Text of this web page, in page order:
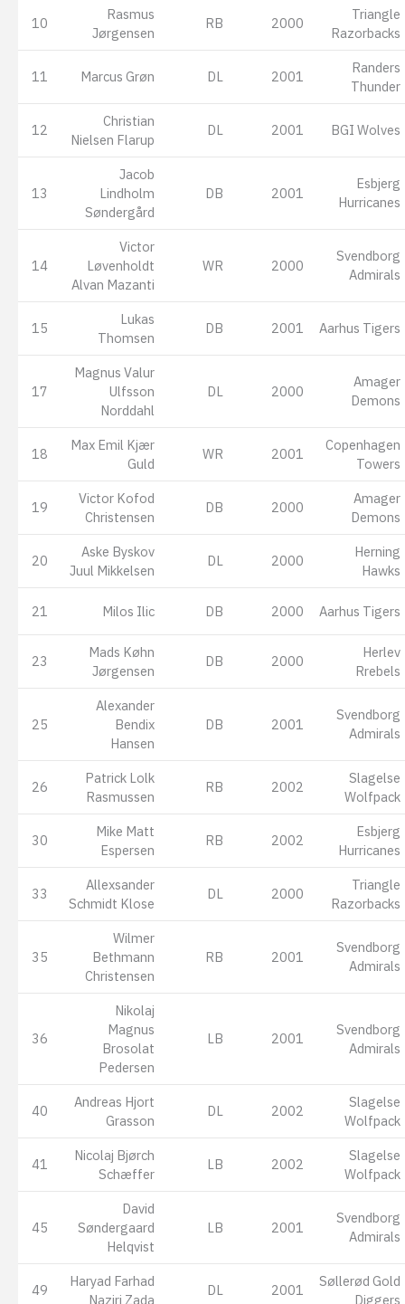
10
Rasmus
Jørgensen
RB 2000
Triangle
Razorbacks
11 Marcus Grøn DL 2001
Randers
Thunder
12
Christian
Nielsen Flarup
DL 2001 BGI Wolves
13
Jacob
Lindholm
Søndergård
DB 2001
Esbjerg
Hurricanes
14
Victor
Løvenholdt
Alvan Mazanti
WR 2000
Svendborg
Admirals
15
Lukas
Thomsen
DB 2001 Aarhus Tigers
17
Magnus Valur
Ulfsson
Norddahl
DL 2000
Amager
Demons
18
Max Emil Kjær
Guld
WR 2001
Copenhagen
Towers
19
Victor Kofod
Christensen
DB 2000
Amager
Demons
20
Aske Byskov
Juul Mikkelsen
DL 2000
Herning
Hawks
21 Milos Ilic DB 2000 Aarhus Tigers
23
Mads Køhn
Jørgensen
DB 2000
Herlev
Rrebels
25
Alexander
Bendix
Hansen
DB 2001
Svendborg
Admirals
26
Patrick Lolk
Rasmussen
RB 2002
Slagelse
Wolfpack
30
Mike Matt
Espersen
RB 2002
Esbjerg
Hurricanes
33
Allexsander
Schmidt Klose
DL 2000
Triangle
Razorbacks
35
Wilmer
Bethmann
Christensen
RB 2001
Svendborg
Admirals
36
Nikolaj
Magnus
Brosolat
Pedersen
LB 2001
Svendborg
Admirals
40
Andreas Hjort
Grasson
DL 2002
Slagelse
Wolfpack
41
Nicolaj Bjørch
Schæffer
LB 2002
Slagelse
Wolfpack
45
David
Søndergaard
Helqvist
LB 2001
Svendborg
Admirals
49
Haryad Farhad
Naziri Zada
DL 2001
Søllerød Gold
Diggers